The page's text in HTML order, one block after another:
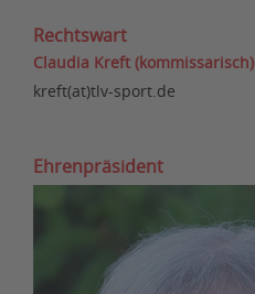
Rechtswart
Claudia Kreft (kommissarisch)
kreft(at)tlv-sport.de
Ehrenpräsident